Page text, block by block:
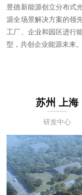
昱德新能源创立分布
源全场景解决方案的领
工厂、企业和园区进行
型，共创企业能源未来。
苏州 上海
研发中⼼